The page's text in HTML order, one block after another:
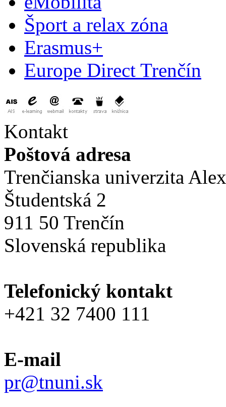
Šport a relax zóna
Erasmus+
Europe Direct Trenčín
Kontakt
Poštová adresa
Trenčianska univerzita
Študentská 2
911 50 Trenčín
Slovenská republika
Telefonický kontakt
+421 32 7400 111
E-mail
pr@tnuni.sk